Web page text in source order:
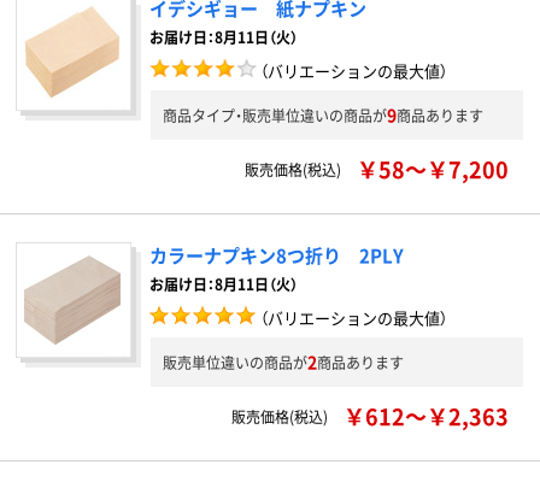
イデシギョー 紙ナプキン
お届け日：8月11日（火）
（バリエーションの最大値）
商品タイプ・販売単位違いの商品が9商品あります
販売価格(税込) ￥58～￥7,200
カラーナプキン8つ折り 2PLY
お届け日：8月11日（火）
（バリエーションの最大値）
販売単位違いの商品が2商品あります
販売価格(税込) ￥612～￥2,363